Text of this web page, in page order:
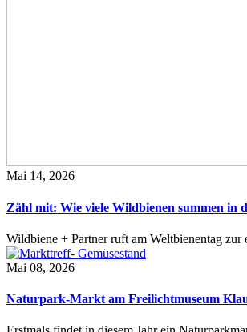
Mai 14, 2026
Zähl mit: Wie viele Wildbienen summen in
Wildbiene + Partner ruft am Weltbienentag
Mai 08, 2026
Naturpark-Markt am Freilichtmuseum